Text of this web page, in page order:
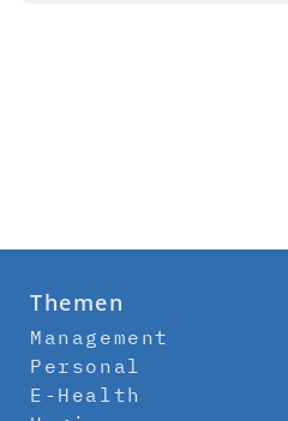
Themen
Management
Personal
E-Health